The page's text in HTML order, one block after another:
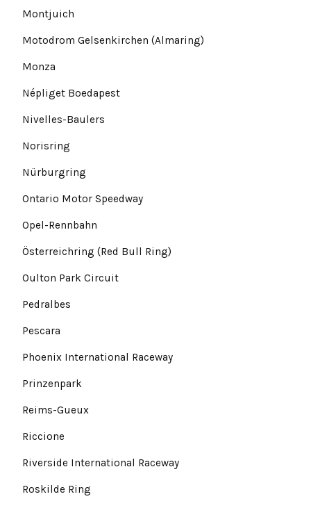
Montjuich
Motodrom Gelsenkirchen (Almaring)
Monza
Népliget Boedapest
Nivelles-Baulers
Norisring
Nürburgring
Ontario Motor Speedway
Opel-Rennbahn
Österreichring (Red Bull Ring)
Oulton Park Circuit
Pedralbes
Pescara
Phoenix International Raceway
Prinzenpark
Reims-Gueux
Riccione
Riverside International Raceway
Roskilde Ring